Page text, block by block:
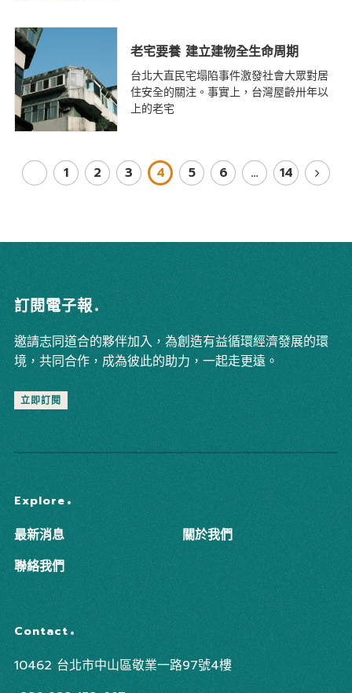
老宅要養 建立建物全生命周期
台北大直民宅塌陷事件激發社會大眾對居
住安全的關注。事實上，台灣屋齡卅年以
上的老宅
1 2 3 4 5 6 … 14
訂閱電子報
邀請志同道合的夥伴加入，為創造有益循環經濟發展的環
境，共同合作，成為彼此的助力，一起走更遠。
立即訂閱
Explore
最新消息
關於我們
聯絡我們
Contact
10462 台北市中山區敬業一路97號4樓